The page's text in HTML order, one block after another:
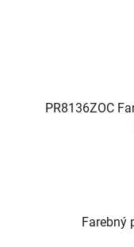
PR8136ZOC
Farebný